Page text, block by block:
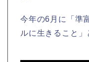
今年の6月に「準
ルに生きること」